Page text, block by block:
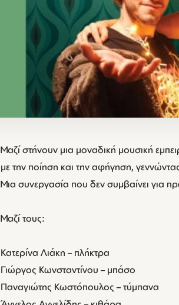
Μαζί στήνουν μια μοναδική μουσική
με την ποίηση και την αφήγηση,
Μια συνεργασία που δεν συμβαίνει για
Μαζί τους:
Κατερίνα Λιάκη – πλήκτρα
Γιώργος Κωνσταντίνου – μπάσο
Παναγιώτης Κωστόπουλος – τύμπανα